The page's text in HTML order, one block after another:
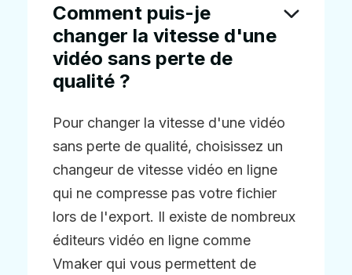
Comment puis-je
changer la vitesse d'une
vidéo sans perte de
qualité ?
Pour changer la vitesse d'une vidéo
sans perte de qualité, choisissez un
changeur de vitesse vidéo en ligne
qui ne compresse pas votre fichier
lors de l'export. Il existe de nombreux
éditeurs vidéo en ligne comme
Vmaker qui vous permettent de